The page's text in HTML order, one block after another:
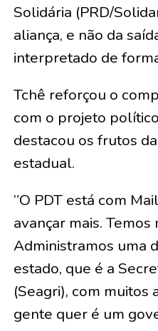
Solidária (PRD/
aliança, e não da
interpretado de
​Tchê reforçou o
com o projeto
destacou os frutos
estadual.
​”O PDT está com
avançar mais.
Administramos uma
estado, que é a
(Seagri), com muitos
gente quer é um